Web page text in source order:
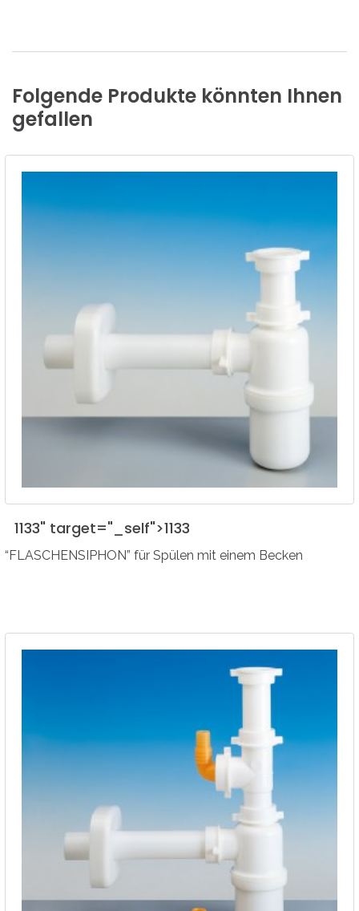
Folgende Produkte könnten Ihnen
gefallen
1133" target="_self">1133
“FLASCHENSIPHON” für Spülen mit einem Becken